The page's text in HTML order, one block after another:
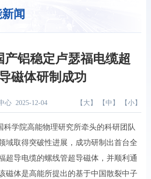
闻
产铝稳定卢瑟福电缆超
磁体研制成功
心 2025-12-04 【 大 】 【 中 】 【 小 】
科学院高能物理研究所牵头的科研团队
域取得突破性进展，成功研制出首台全
超导电缆的螺线管超导磁体，并顺利通
磁体是高能所提出的基于中国散裂中子